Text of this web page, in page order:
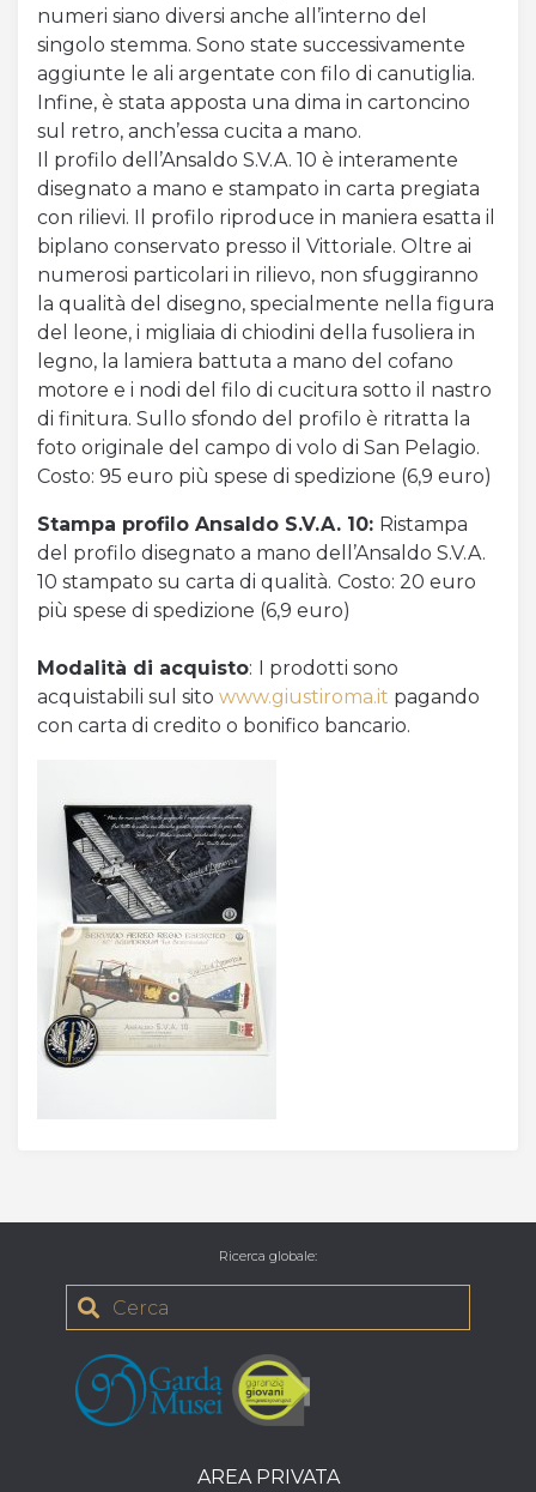
numeri siano diversi anche all’interno del
singolo stemma. Sono state successivamente
aggiunte le ali argentate con filo di canutiglia.
Infine, è stata apposta una dima in cartoncino
sul retro, anch’essa cucita a mano.
Il profilo dell’Ansaldo S.V.A. 10 è interamente
disegnato a mano e stampato in carta pregiata
con rilievi. Il profilo riproduce in maniera esatta il
biplano conservato presso il Vittoriale. Oltre ai
numerosi particolari in rilievo, non sfuggiranno
la qualità del disegno, specialmente nella figura
del leone, i migliaia di chiodini della fusoliera in
legno, la lamiera battuta a mano del cofano
motore e i nodi del filo di cucitura sotto il nastro
di finitura. Sullo sfondo del profilo è ritratta la
foto originale del campo di volo di San Pelagio.
Costo: 95 euro più spese di spedizione (6,9 euro)
Stampa profilo Ansaldo S.V.A. 10: Ristampa
del profilo disegnato a mano dell’Ansaldo S.V.A.
10 stampato su carta di qualità. Costo: 20 euro
più spese di spedizione (6,9 euro)
Modalità di acquisto: I prodotti sono
acquistabili sul sito www.giustiroma.it pagando
con carta di credito o bonifico bancario.
Ricerca globale:
AREA PRIVATA